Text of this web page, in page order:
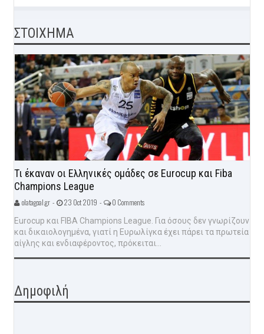
ΣΤΟΙΧΗΜΑ
Τι έκαναν οι Ελληνικές ομάδες σε Eurocup και Fiba
Champions League
olatagoal.gr - 23 Oct 2019 - 0 Comments
Eurocup και FIBA Champions League. Για όσους δεν γνωρίζουν
και δικαιολογημένα, γιατί η Ευρωλίγκα έχει πάρει τα πρωτεία
αίγλης και ενδιαφέροντος, πρόκειται...
Δημοφιλή